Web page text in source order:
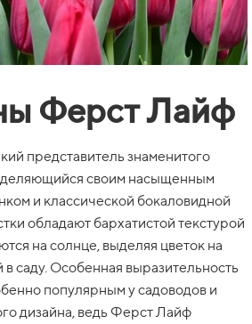
Ферст Лайф
представитель знаменитого
своим насыщенным
и классической бокаловидной
обладают бархатистой текстурой
на солнце, выделяя цветок на
саду. Особенная выразительность
популярным у садоводов и
дизайна, ведь Ферст Лайф